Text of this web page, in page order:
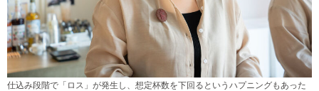
仕込み段階で「ロス」が発生し、想定杯数を下回るというハプニングもあった